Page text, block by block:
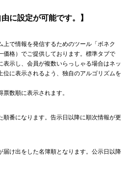
に設定が可能です。】
で情報を発信するためのツール「ボネク
価格）でご提供しております。標準タブで
示し、会員が複数いらっしゃる場合はネッ
位に表示されるよう、独自のアルゴリズムを
数順に表示されます。
順番になります。告示日以降に順次情報が更
届け出をした名簿順となります。公示日以降